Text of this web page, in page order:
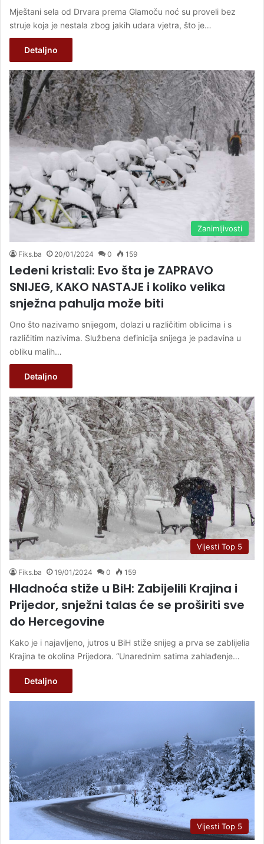
Mještani sela od Drvara prema Glamoču noć su proveli bez
struje koja je nestala zbog jakih udara vjetra, što je…
Detaljno
Zanimljivosti
Fiks.ba 20/01/2024 0 159
Ledeni kristali: Evo šta je ZAPRAVO
SNIJEG, KAKO NASTAJE i koliko velika
snježna pahulja može biti
Ono što nazivamo snijegom, dolazi u različitim oblicima i s
različitim nazivima. Službena definicija snijega je padavina u
obliku malih…
Detaljno
Vijesti Top 5
Fiks.ba 19/01/2024 0 159
Hladnoća stiže u BiH: Zabijelili Krajina i
Prijedor, snježni talas će se proširiti sve
do Hercegovine
Kako je i najavljeno, jutros u BiH stiže snijeg a prva se zablijelia
Krajina te okolina Prijedora. “Unarednim satima zahlađenje…
Detaljno
Vijesti Top 5